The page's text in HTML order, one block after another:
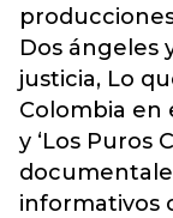
Dos ángeles
justicia, Lo
Colombia en
y ‘Los Puros
informativos